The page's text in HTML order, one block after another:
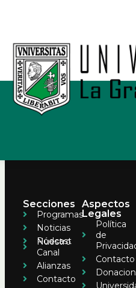
Secciones
Programas
Noticias
Pódcast
Nuestro
Canal
Alianzas
Contacto
Aspectos
Legales
Política
de
Contacto